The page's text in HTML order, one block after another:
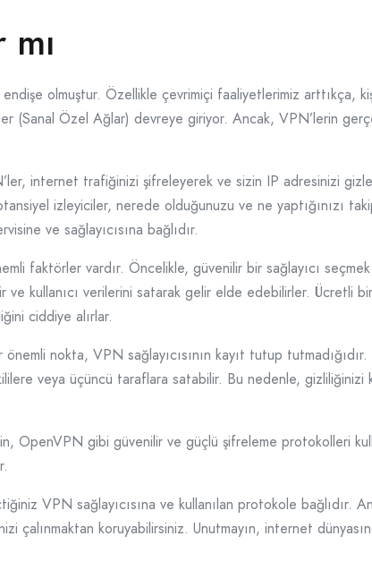
olmuştur. Özellikle çevrimiçi faaliyetlerimiz arttıkça,
(Sanal Özel Ağlar) devreye giriyor. Ancak, VPN’lerin
internet trafiğinizi şifreleyerek ve sizin IP adresinizi
izleyiciler, nerede olduğunuzu ve ne yaptığınızı
ve sağlayıcısına bağlıdır.
faktörler vardır. Öncelikle, güvenilir bir sağlayıcı
kullanıcı verilerini satarak gelir elde edebilirler. Ücretli
ciddiye alırlar.
nokta, VPN sağlayıcısının kayıt tutup tutmadığıdır.
veya üçüncü taraflara satabilir. Bu nedenle, gizliliğinizi
OpenVPN gibi güvenilir ve güçlü şifreleme protokolleri
VPN sağlayıcısına ve kullanılan protokole bağlıdır.
çalınmaktan koruyabilirsiniz. Unutmayın, internet